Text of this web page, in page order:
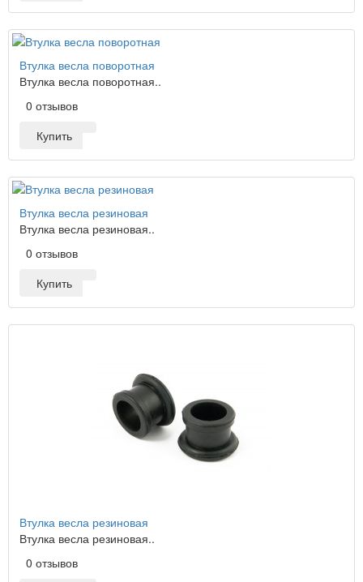
Втулка весла поворотная
Втулка весла поворотная..
0 отзывов
Купить
Втулка весла резиновая
Втулка весла резиновая..
0 отзывов
Купить
Втулка весла резиновая
Втулка весла резиновая..
0 отзывов